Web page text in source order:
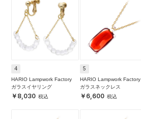
4
HARIO Lampwork Factory
ガラスイヤリング
8,030
5
HARIO Lampwork Factory
ガラスネックレス
6,600